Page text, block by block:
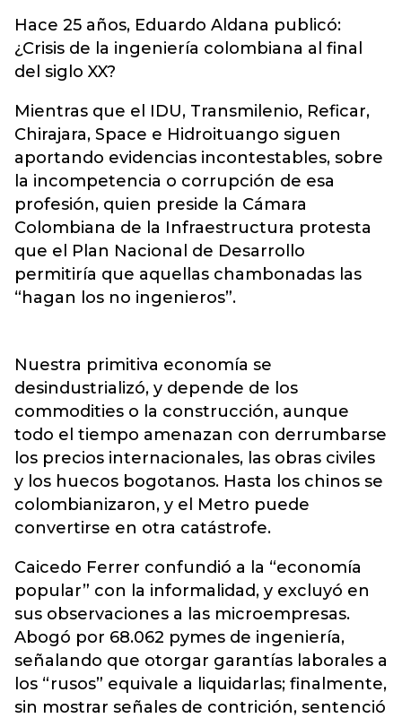
Hace 25 años, Eduardo Aldana publicó:
¿Crisis de la ingeniería colombiana al final
del siglo XX?
Mientras que el IDU, Transmilenio, Reficar,
Chirajara, Space e Hidroituango siguen
aportando evidencias incontestables, sobre
la incompetencia o corrupción de esa
profesión, quien preside la Cámara
Colombiana de la Infraestructura protesta
que el Plan Nacional de Desarrollo
permitiría que aquellas chambonadas las
“hagan los no ingenieros”.
Nuestra primitiva economía se
desindustrializó, y depende de los
commodities o la construcción, aunque
todo el tiempo amenazan con derrumbarse
los precios internacionales, las obras civiles
y los huecos bogotanos. Hasta los chinos se
colombianizaron, y el Metro puede
convertirse en otra catástrofe.
Caicedo Ferrer confundió a la “economía
popular” con la informalidad, y excluyó en
sus observaciones a las microempresas.
Abogó por 68.062 pymes de ingeniería,
señalando que otorgar garantías laborales a
los “rusos” equivale a liquidarlas; finalmente,
sin mostrar señales de contrición, sentenció